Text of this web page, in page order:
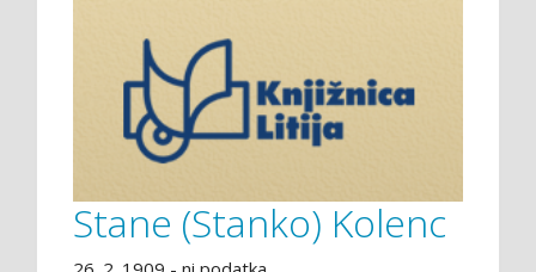
Stane (Stanko) Kolenc